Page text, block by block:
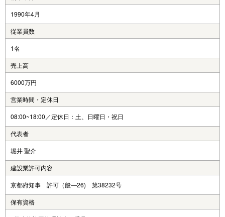
1990年4月
従業員数
1名
売上高
6000万円
営業時間・定休日
08:00~18:00／定休日：土、日曜日・祝日
代表者
堀井 聖介
建設業許可内容
京都府知事 許可（般―26) 第38232号
保有資格